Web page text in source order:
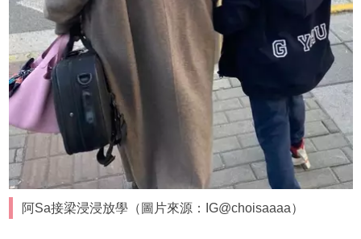
阿Sa接梁浸浸放學（圖片來源：IG@choisaaaa）